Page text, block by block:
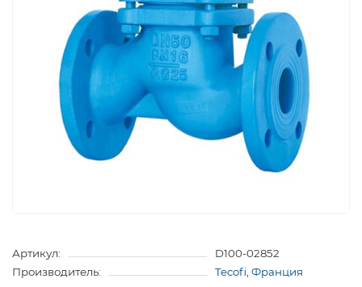
Артикул:
D100-02852
Производитель:
Tecofi, Франция